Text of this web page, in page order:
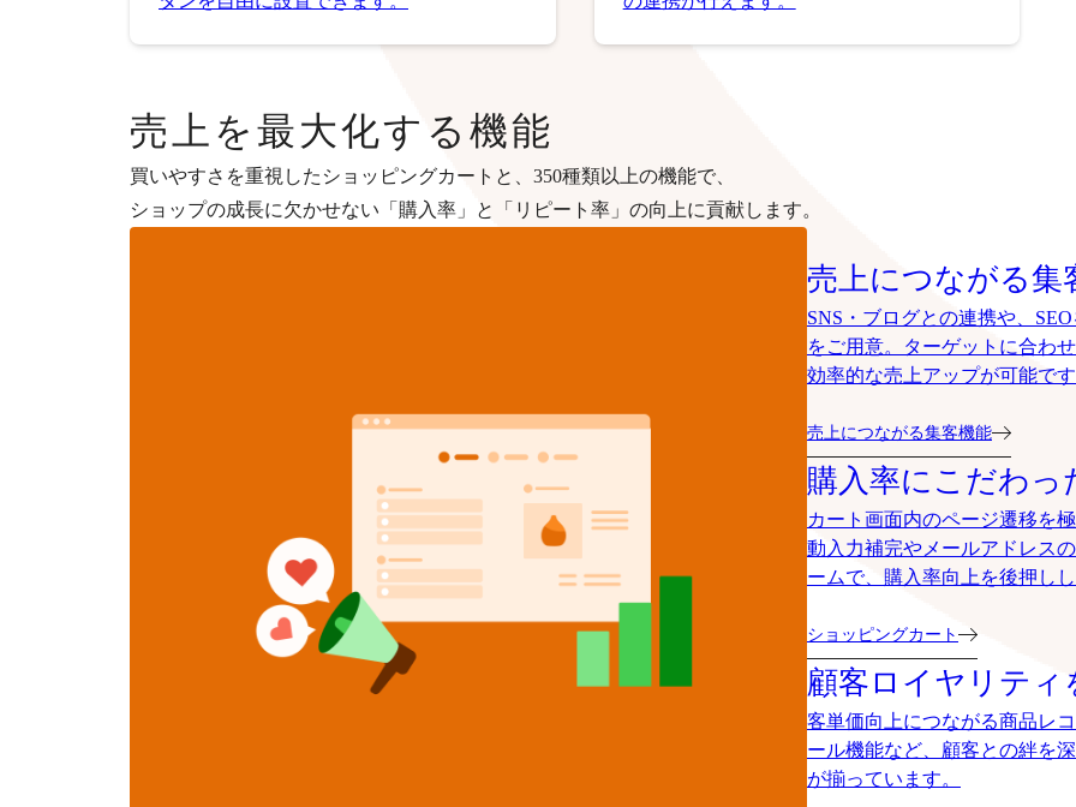
売上を最大化する機能
買いやすさを重視したショッピングカートと、350種類以上の機能で、
ショップの成長に欠かせない「購入率」と「リピート率」の向上に貢献します。
売上につながる集
SNS・ブログとの連携や、
をご用意。ターゲットに合わ
効率的な売上アップが可能で
売上につながる集客機能
購入率にこだわっ
カート画面内のページ遷移を
動入力補完やメールアドレス
ームで、購入率向上を後押し
ショッピングカート
顧客ロイヤリティ
客単価向上につながる商品レ
ール機能など、顧客との絆を
が揃っています。